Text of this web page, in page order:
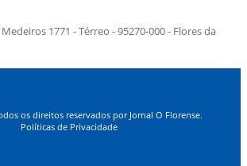
1771 - Térreo - 95270-000 - Flores da
os direitos reservados por Jornal O Florense.
Políticas de Privacidade